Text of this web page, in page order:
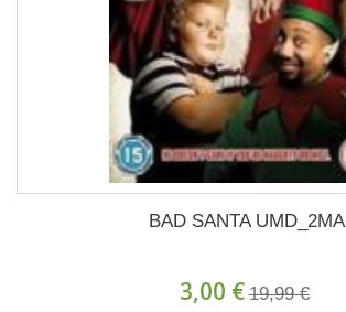
BAD SANTA UMD_2MA
3,00 € 19,99 €